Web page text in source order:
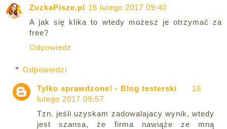
ZuzkaPisze.pl 16 lutego 2017 09:40
A jak się klika to wtedy możesz je otrzymać za
free?
Odpowiedz
Odpowiedzi
Tylko sprawdzone! - Blog testerski
16
lutego 2017 09:57
Tzn. jeśli uzyskam zadowalajacy wynik, wtedy
jest szansa, że firma nawiąże ze mną